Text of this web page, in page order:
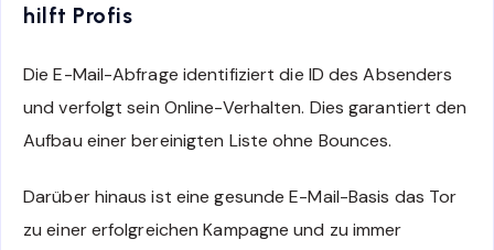
hilft Profis
Die E-Mail-Abfrage identifiziert die ID des Absenders
und verfolgt sein Online-Verhalten. Dies garantiert den
Aufbau einer bereinigten Liste ohne Bounces.
Darüber hinaus ist eine gesunde E-Mail-Basis das Tor
zu einer erfolgreichen Kampagne und zu immer